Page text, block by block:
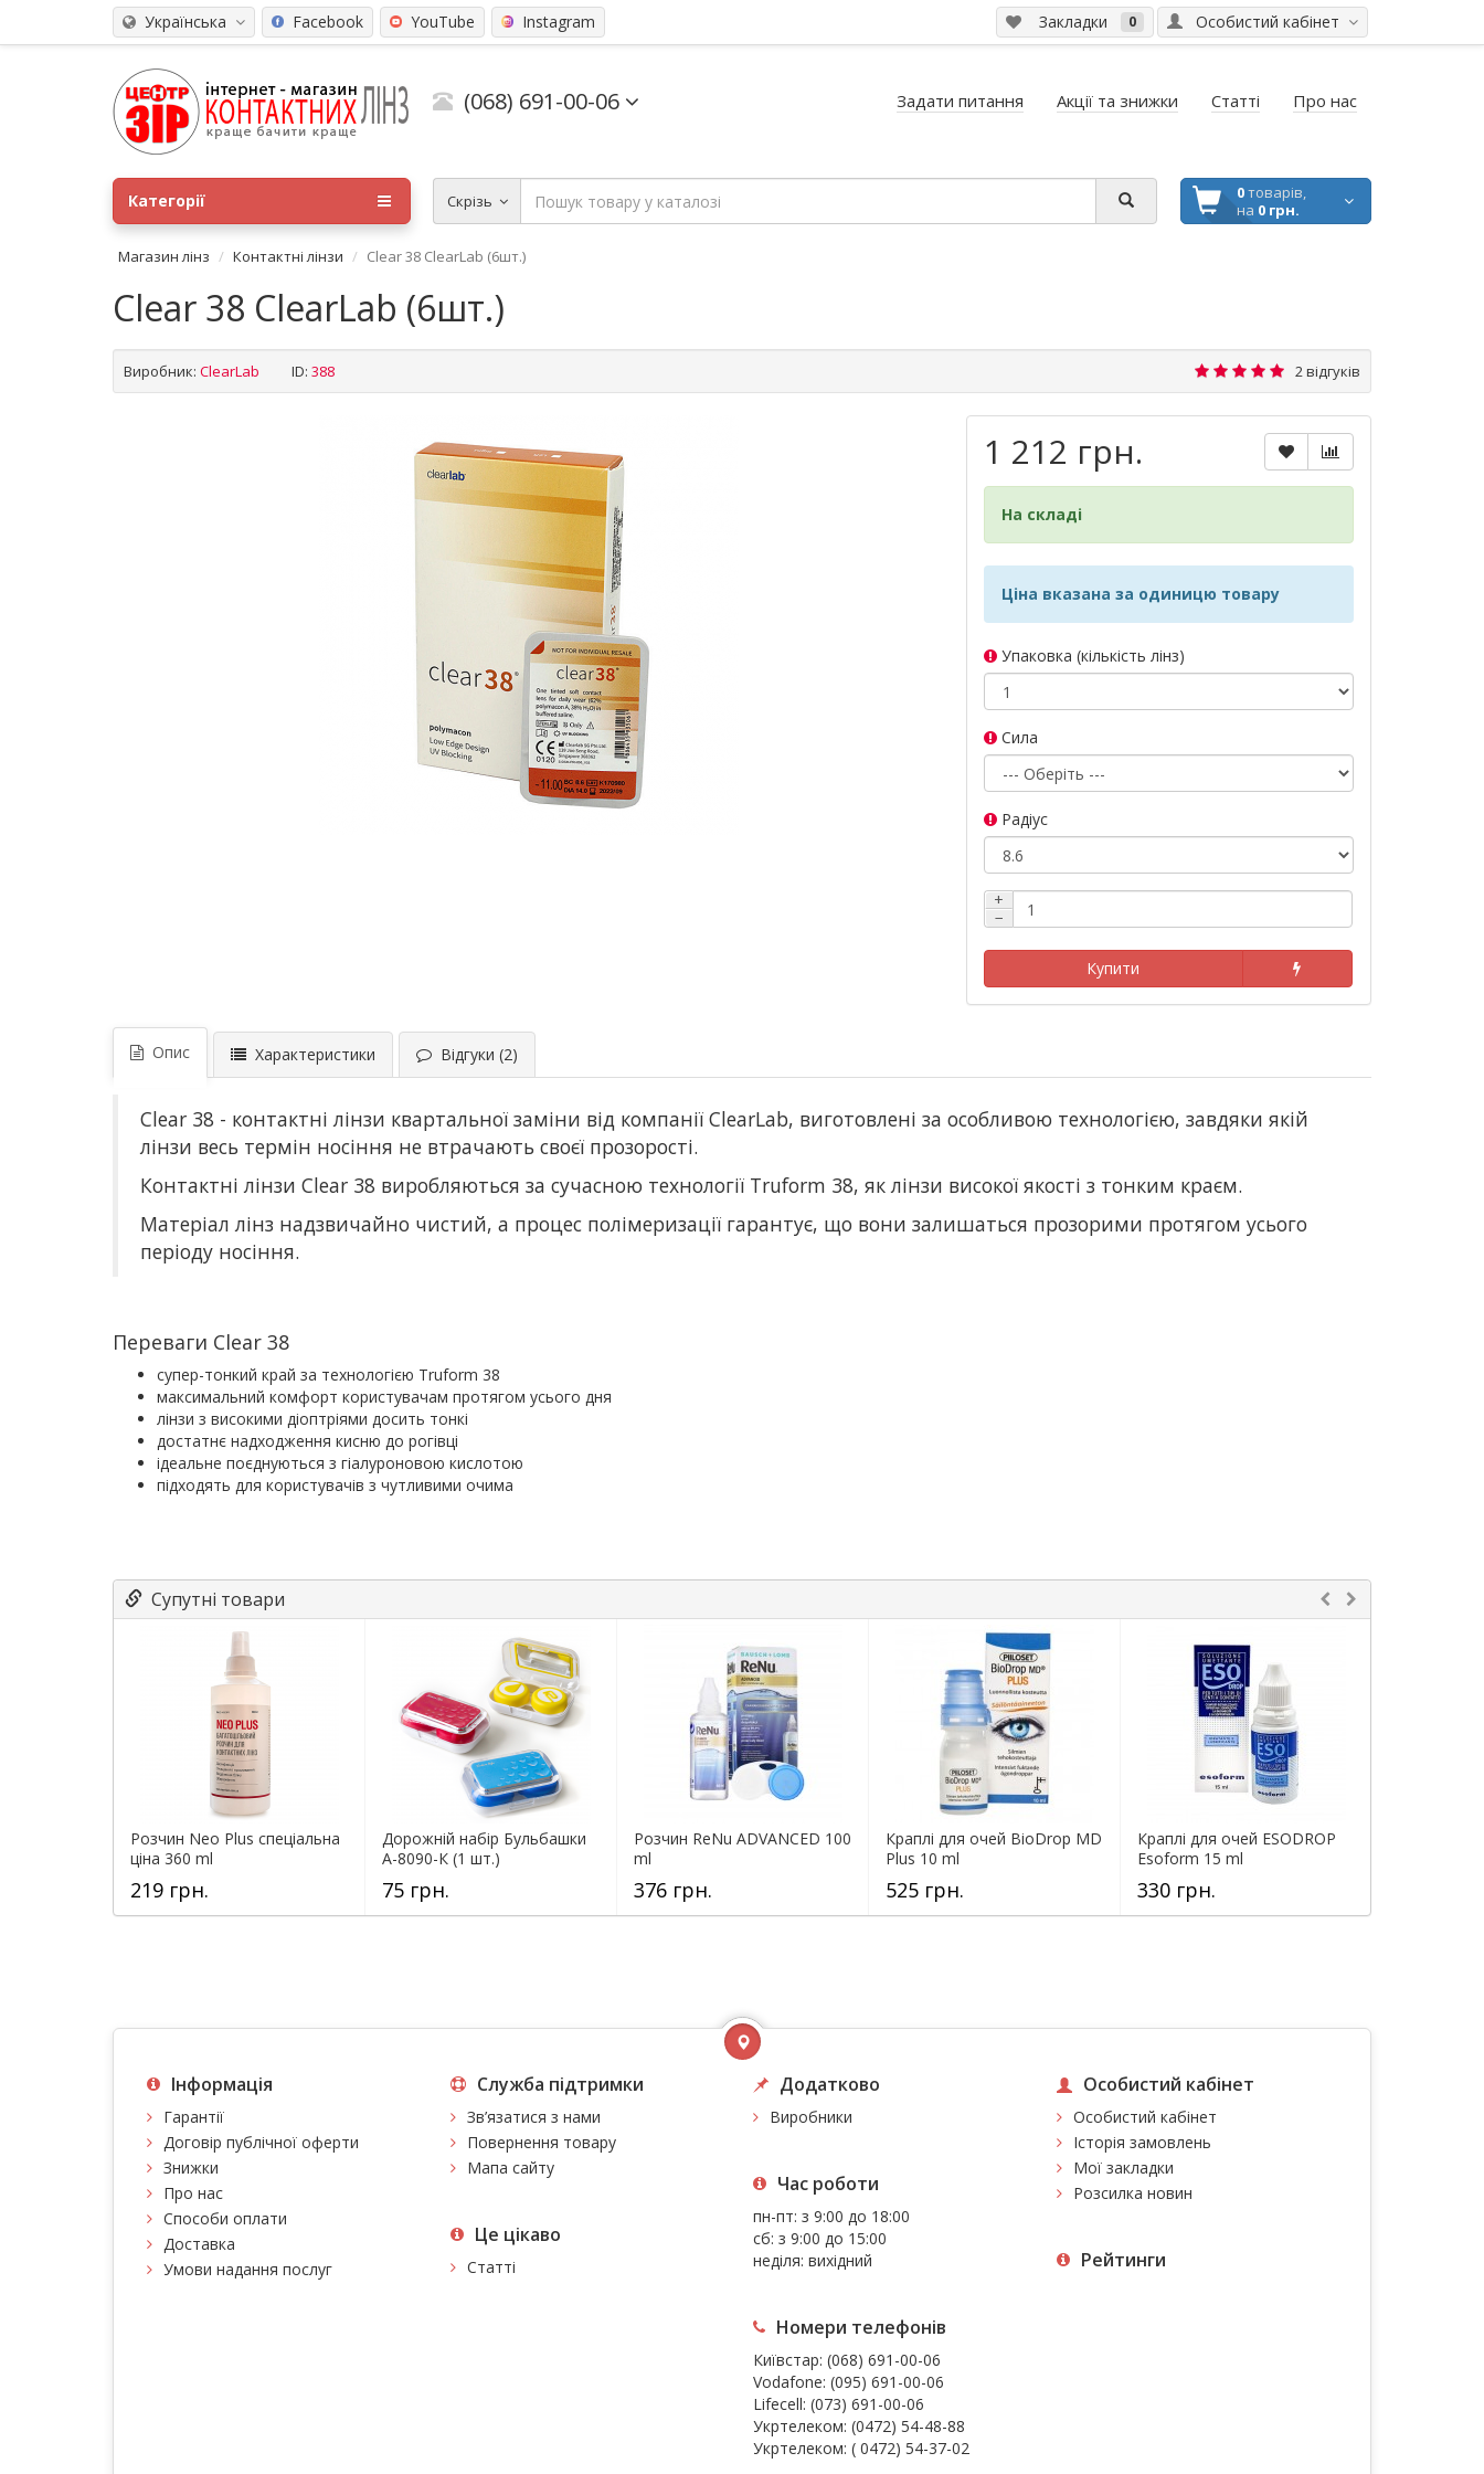
Українська Особистий кабінет
Закладки 0
Facebook YouTube Instagram
(068) 691-00-06 Задати питання Акції та знижки Статті Про нас
Скрізь 0товарів,
на 0 грн.
Категорії
Магазин лінз Контактні лінзи Clear 38 ClearLab (6шт.)
Clear 38 ClearLab (6шт.)
Виробник: ClearLab ID: 388 2 відгуків
1 212 грн.
На складі
Ціна вказана за одиницю товару
Упаковка (кількість лінз)
Сила
Радіус
+
−
Купити
Опис Характеристики Відгуки (2)
Clear 38 - контактні лінзи квартальної заміни від компанії ClearLab, виготовлені за особливою технологією, завдяки якій
лінзи весь термін носіння не втрачають своєї прозорості.
Контактні лінзи Clear 38 виробляються за сучасною технології Truform 38, як лінзи високої якості з тонким краєм.
Матеріал лінз надзвичайно чистий, а процес полімеризації гарантує, що вони залишаться прозорими протягом усього
періоду носіння.
Переваги Clear 38
супер-тонкий край за технологією Truform 38
максимальний комфорт користувачам протягом усього дня
лінзи з високими діоптріями досить тонкі
достатнє надходження кисню до рогівці
ідеальне поєднуються з гіалуроновою кислотою
підходять для користувачів з чутливими очима
Супутні товари
Розчин Neo Plus спеціальна
ціна 360 ml
219 грн.
Дорожній набір Бульбашки
А-8090-К (1 шт.)
75 грн.
Розчин ReNu ADVANCED 100
ml
376 грн.
Краплі для очей BioDrop MD
Plus 10 ml
525 грн.
Краплі для очей ESODROP
Esoform 15 ml
330 грн.
Інформація
Гарантії
Договір публічної оферти
Знижки
Про нас
Способи оплати
Доставка
Умови надання послуг
Служба підтримки
Зв’язатися з нами
Повернення товару
Мапа сайту
Це цiкаво
Статті
Додатково
Виробники
Час роботи
пн-пт: з 9:00 до 18:00
сб: з 9:00 до 15:00
неділя: вихідний
Номери телефонів
Київстар: (068) 691-00-06
Vodafone: (095) 691-00-06
Lifecell: (073) 691-00-06
Укртелеком: (0472) 54-48-88
Укртелеком: ( 0472) 54-37-02
Особистий кабінет
Особистий кабінет
Історія замовлень
Мої закладки
Розсилка новин
Рейтинги